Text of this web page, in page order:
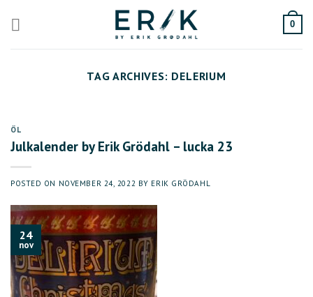
0
TAG ARCHIVES: DELERIUM
ÖL
Julkalender by Erik Grödahl – lucka 23
POSTED ON NOVEMBER 24, 2022 BY ERIK GRÖDAHL
24
nov